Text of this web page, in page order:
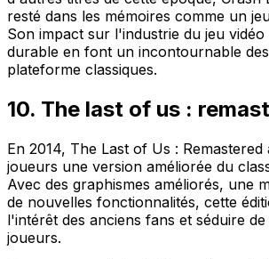
resté dans les mémoires comme un
Son impact sur l'industrie du jeu vidéo
durable en font un incontournable
plateforme classiques.
10. The last of us :
En 2014, The Last of Us : Remastered
joueurs une version améliorée du
Avec des graphismes améliorés, une
de nouvelles fonctionnalités, cette
l'intérêt des anciens fans et séduire
joueurs.